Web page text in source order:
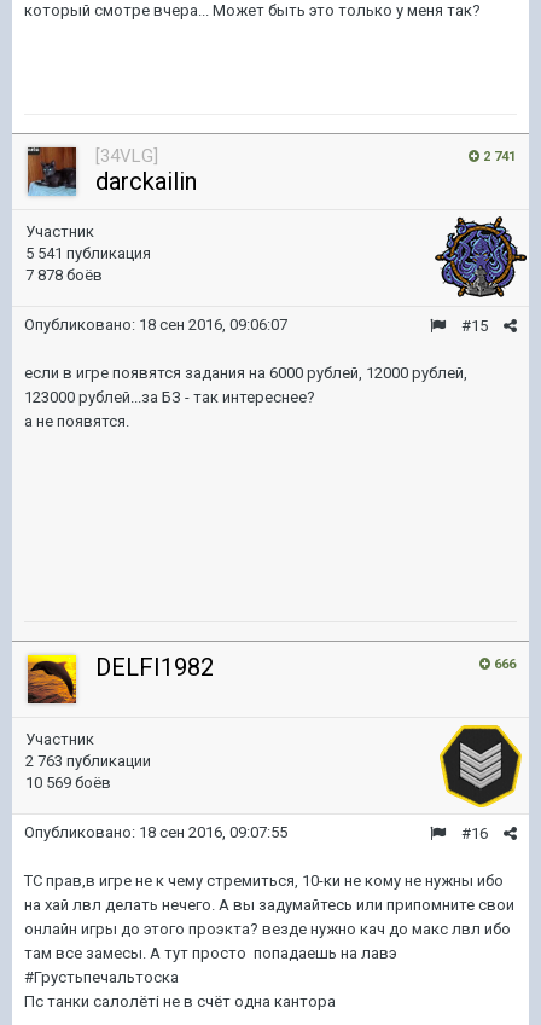
который смотре вчера... Может быть это только у меня так?
2 741
[34VLG]
darckailin
Участник
5 541 публикация
7 878 боёв
#15
Опубликовано: 18 сен 2016, 09:06:07
если в игре появятся задания на 6000 рублей, 12000 рублей,
123000 рублей...за БЗ - так интереснее?
а не появятся.
666
DELFI1982
Участник
2 763 публикации
10 569 боёв
#16
Опубликовано: 18 сен 2016, 09:07:55
ТС прав,в игре не к чему стремиться, 10-ки не кому не нужны ибо
на хай лвл делать нечего. А вы задумайтесь или припомните свои
онлайн игры до этого проэкта? везде нужно кач до макс лвл ибо
там все замесы. А тут просто попадаешь на лавэ
#Грустьпечальтоска
Пс танки салолёті не в счёт одна кантора